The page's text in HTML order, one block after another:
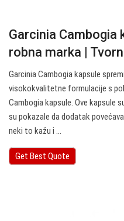
Garcinia Cambogia
robna marka |
Garcinia Cambogia kapsule
visokokvalitetne formulacije s
Cambogia kapsule. Ove kapsule
su pokazale da dodatak
neki to kažu i ...
Get Best Quote